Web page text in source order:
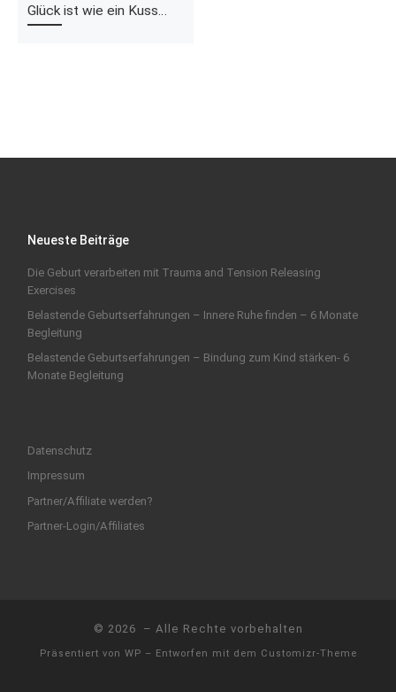
Glück ist wie ein Kuss…
Neueste Beiträge
Die Geburt verarbeiten mit Trauma and Tension Releasing
Exercises
Belastende Geburtserfahrungen – Innere Ruhe finden – 6 Monate
Begleitung
Belastende Geburtserfahrungen – Bindung zum Kind stärken- 6
Monate Begleitung
Datenschutz
Impressum
Partner/Affiliate werden?
Partner-Login/Affiliates
© 2026 – Alle Rechte vorbehalten
Präsentiert von WP – Entworfen mit dem Customizr-Theme